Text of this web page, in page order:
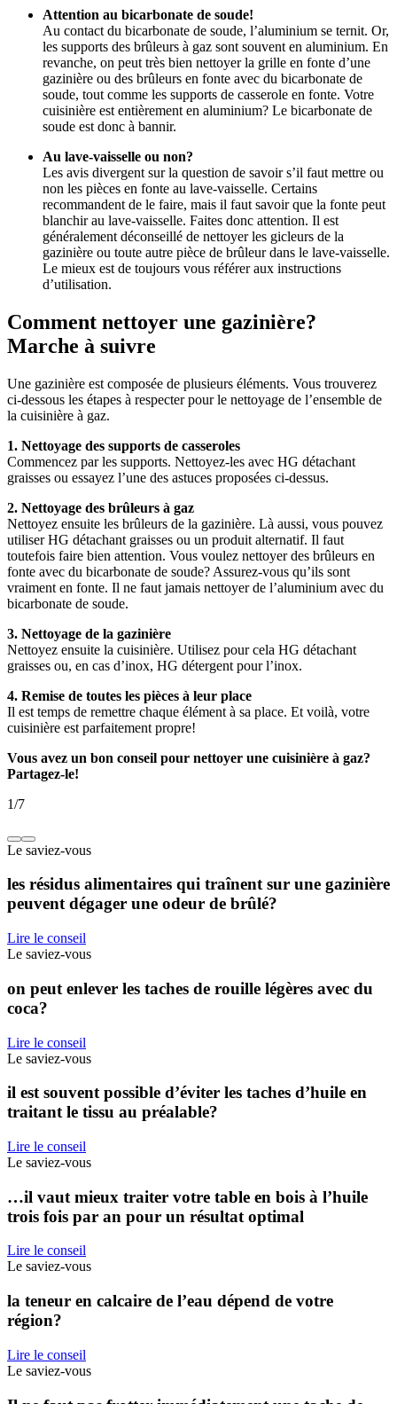
Attention au bicarbonate de soude!
Au contact du bicarbonate de soude, l’aluminium se ternit. Or,
les supports des brûleurs à gaz sont souvent en aluminium. En
revanche, on peut très bien nettoyer la grille en fonte d’une
gazinière ou des brûleurs en fonte avec du bicarbonate de
soude, tout comme les supports de casserole en fonte. Votre
cuisinière est entièrement en aluminium? Le bicarbonate de
soude est donc à bannir.
Au lave-vaisselle ou non?
Les avis divergent sur la question de savoir s’il faut mettre ou
non les pièces en fonte au lave-vaisselle. Certains
recommandent de le faire, mais il faut savoir que la fonte peut
blanchir au lave-vaisselle. Faites donc attention. Il est
généralement déconseillé de nettoyer les gicleurs de la
gazinière ou toute autre pièce de brûleur dans le lave-vaisselle.
Le mieux est de toujours vous référer aux instructions
d’utilisation.
Comment nettoyer une gazinière?
Marche à suivre
Une gazinière est composée de plusieurs éléments. Vous trouverez
ci-dessous les étapes à respecter pour le nettoyage de l’ensemble de
la cuisinière à gaz.
1. Nettoyage des supports de casseroles
Commencez par les supports. Nettoyez-les avec HG détachant
graisses ou essayez l’une des astuces proposées ci-dessus.
2. Nettoyage des brûleurs à gaz
Nettoyez ensuite les brûleurs de la gazinière. Là aussi, vous pouvez
utiliser HG détachant graisses ou un produit alternatif. Il faut
toutefois faire bien attention. Vous voulez nettoyer des brûleurs en
fonte avec du bicarbonate de soude? Assurez-vous qu’ils sont
vraiment en fonte. Il ne faut jamais nettoyer de l’aluminium avec du
bicarbonate de soude.
3. Nettoyage de la gazinière
Nettoyez ensuite la cuisinière. Utilisez pour cela HG détachant
graisses ou, en cas d’inox, HG détergent pour l’inox.
4. Remise de toutes les pièces à leur place
Il est temps de remettre chaque élément à sa place. Et voilà, votre
cuisinière est parfaitement propre!
Vous avez un bon conseil pour nettoyer une cuisinière à gaz?
Partagez-le!
1/7
Le saviez-vous
les résidus alimentaires qui traînent sur une gazinière
peuvent dégager une odeur de brûlé?
Lire le conseil
Le saviez-vous
on peut enlever les taches de rouille légères avec du
coca?
Lire le conseil
Le saviez-vous
il est souvent possible d’éviter les taches d’huile en
traitant le tissu au préalable?
Lire le conseil
Le saviez-vous
…il vaut mieux traiter votre table en bois à l’huile
trois fois par an pour un résultat optimal
Lire le conseil
Le saviez-vous
la teneur en calcaire de l’eau dépend de votre
région?
Lire le conseil
Le saviez-vous